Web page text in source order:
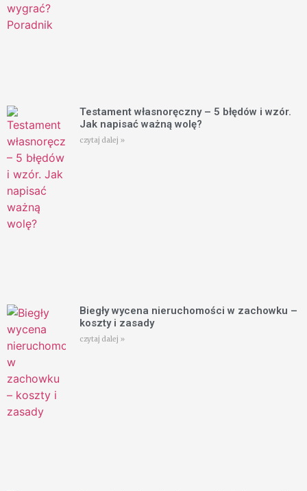
Testament własnoręczny – 5 błędów i wzór.
Jak napisać ważną wolę?
czytaj dalej »
Biegły wycena nieruchomości w zachowku –
koszty i zasady
czytaj dalej »